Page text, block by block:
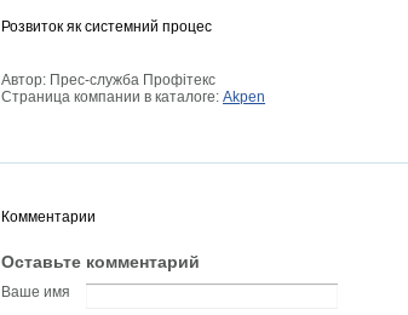
Розвиток як системний процес
Автор: Прес-служба Профітекс
Страница компании в каталоге: Akpen
Комментарии
Оставьте комментарий
Ваше имя